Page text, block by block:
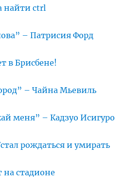
найти ctrl
– Патрисия Форд
в Брисбене!
– Чайна Мьевиль
меня” – Кадзуо Исигуро
рождаться и умирать
на стадионе